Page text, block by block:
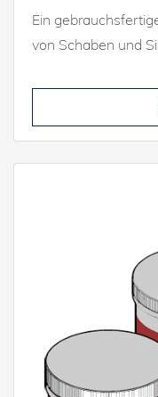
Ein
von Schaben und